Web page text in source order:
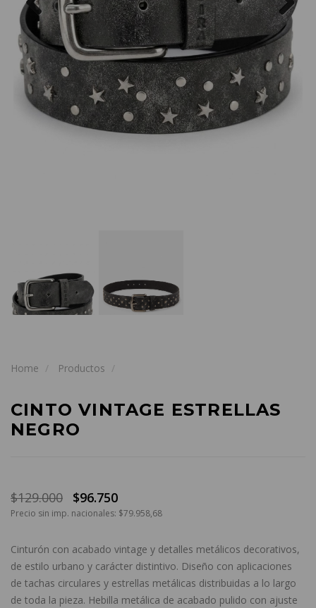
Previous Next
Home Productos
CINTO VINTAGE ESTRELLAS
NEGRO
$129.000 $96.750
Precio sin imp. nacionales: $79.958,68
Cinturón con acabado vintage y detalles metálicos decorativos,
de estilo urbano y carácter distintivo. Diseño con aplicaciones
de tachas circulares y estrellas metálicas distribuidas a lo largo
de toda la pieza. Hebilla metálica de acabado pulido con ajuste